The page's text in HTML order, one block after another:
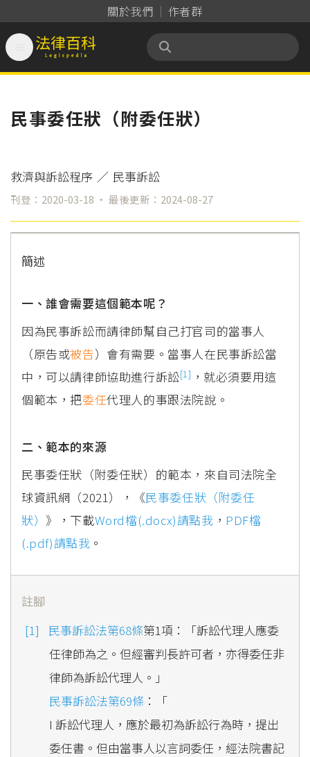
關於我們 作者群
法律百科 Legispedia
民事委任狀（附委任狀）
救濟與訴訟程序 ／ 民事訴訟
刊登：2020-03-18 ‧ 最後更新：2024-08-27
簡述
一、誰會需要這個範本呢？
因為民事訴訟而請律師幫自己打官司的當事人
（原告或被告）會有需要。當事人在民事訴訟當
中，可以請律師協助進行訴訟[1] ，就必須要用這
個範本，把委任代理人的事跟法院說。
二、範本的來源
民事委任狀（附委任狀）的範本，來自司法院全
球資訊網（2021），《民事委任狀（附委任
狀） 》，下載Word檔(.docx)請點我 ， PDF檔
(.pdf)請點我 。
註腳
民事訴訟法第68條第1項：「訴訟代理人應委
任律師為之。但經審判長許可者，亦得委任非
律師為訴訟代理人。」
民事訴訟法第69條 ：「
I 訴訟代理人，應於最初為訴訟行為時，提出
委任書。但由當事人以言詞委任，經法院書記